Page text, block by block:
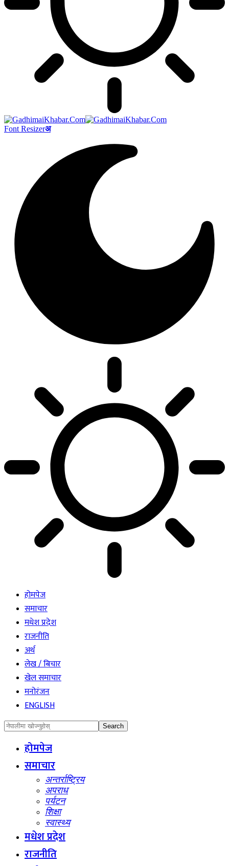
Font Resizerअ
होमपेज
समाचार
मधेश प्रदेश
राजनीति
अर्थ
लेख / बिचार
खेल समाचार
मनोरंजन
ENGLISH
होमपेज
समाचार
अन्तर्राष्ट्रिय
अपराध
पर्यटन
शिक्षा
स्वास्थ्य
मधेश प्रदेश
राजनीति